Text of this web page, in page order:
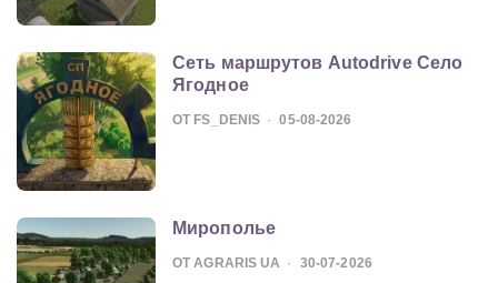
Сеть маршрутов Autodrive Село
Ягодное
ОТ FS_DENIS 05-08-2026
Мирополье
ОТ AGRARIS UA 30-07-2026